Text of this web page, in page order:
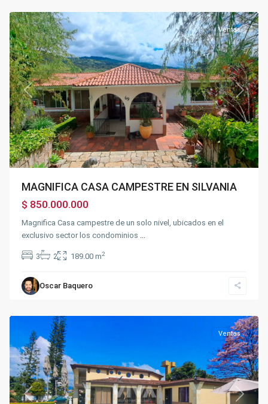
Previous Next
Ventas
MAGNIFICA CASA CAMPESTRE EN SILVANIA
$ 850.000.000
Magnifica Casa campestre de un solo nivel, ubicados en el
exclusivo sector los condominios ...
3 2 189.00 m2
Oscar Baquero
Previous Next
Ventas